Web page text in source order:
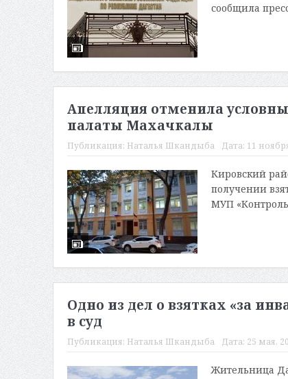
сообщила
Апелляция отменила
палаты Махачкалы
Публикация: Наталья Шкандыба Дата: 11
Кировский
получении
МУП
Одно из дел о взятках «за
в суд
Публикация: Наталья Шкандыба Дата: 25 мая,
Жительница